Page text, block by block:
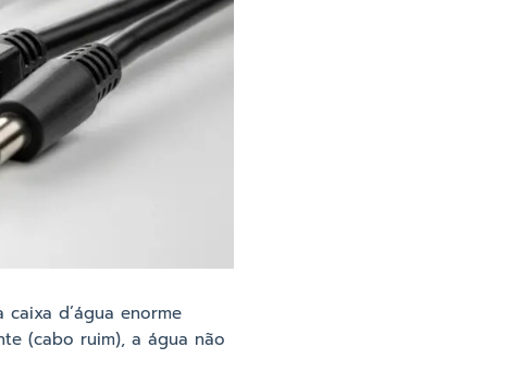
d’água enorme
(cabo ruim), a água não